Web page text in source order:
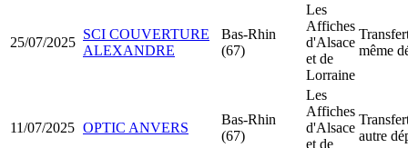
25/07/2025
SCI COUVERTURE
ALEXANDRE
Bas-Rhin
(67)
Les
Affiches
d'Alsace
et de
Lorraine
même
11/07/2025 OPTIC ANVERS
Bas-Rhin
(67)
Les
Affiches
d'Alsace
et de
autre